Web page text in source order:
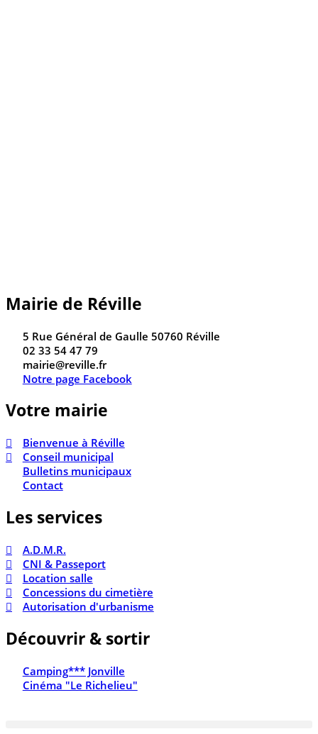
Mairie de Réville
5 Rue Général de Gaulle 50760 Réville
02 33 54 47 79
mairie@reville.fr
Notre page Facebook
Votre mairie
Bienvenue à Réville
Conseil municipal
Bulletins municipaux
Contact
Les services
A.D.M.R.
CNI & Passeport
Location salle
Concessions du cimetière
Autorisation d'urbanisme
Découvrir & sortir
Camping*** Jonville
Cinéma "Le Richelieu"